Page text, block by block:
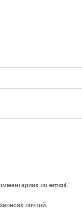
по email.
почтой.